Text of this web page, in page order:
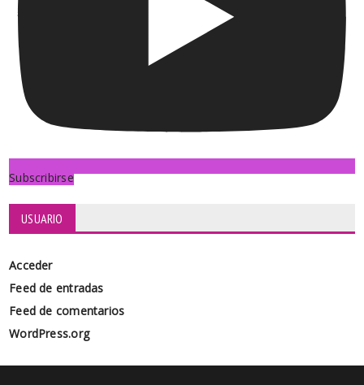
Subscribirse
USUARIO
Acceder
Feed de entradas
Feed de comentarios
WordPress.org